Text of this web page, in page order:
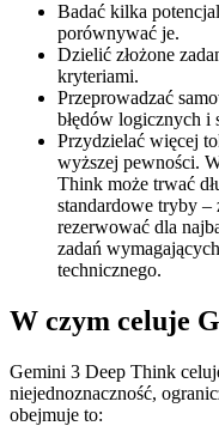
Badać kilka
porównywać je.
Dzielić złożone
kryteriami.
Przeprowadzać
błędów logicznych i
Przydzielać więcej
wyższej pewności.
Think może trwać
standardowe tryby –
rezerwować dla
zadań
technicznego.
W czym celuje
Gemini 3 Deep Think
niejednoznaczność,
obejmuje to: